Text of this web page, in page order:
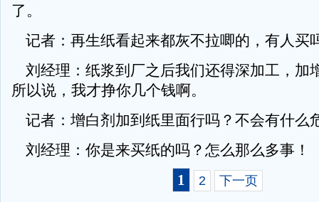
了。
记者：再生纸看起来都灰不拉唧的，有人买
刘经理：纸浆到厂之后我们还得深加工，加
所以说，我才挣你几个钱啊。
记者：增白剂加到纸里面行吗？不会有什么
刘经理：你是来买纸的吗？怎么那么多事！
1
2 下一页